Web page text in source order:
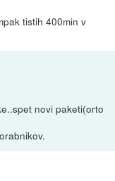
tistih 400min v
novi paketi(orto